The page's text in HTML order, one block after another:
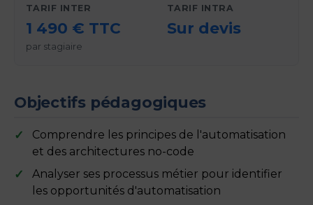
TARIF INTER
1 490 € TTC
par stagiaire
TARIF INTRA
Sur devis
Objectifs pédagogiques
Comprendre les principes de l'automatisation
et des architectures no-code
Analyser ses processus métier pour identifier
les opportunités d'automatisation